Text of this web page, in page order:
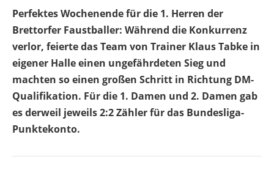
Perfektes Wochenende für die 1. Herren der
Brettorfer Faustballer: Während die Konkurrenz
verlor, feierte das Team von Trainer Klaus Tabke in
eigener Halle einen ungefährdeten Sieg und
machten so einen großen Schritt in Richtung DM-
Qualifikation. Für die 1. Damen und 2. Damen gab
es derweil jeweils 2:2 Zähler für das Bundesliga-
Punktekonto.